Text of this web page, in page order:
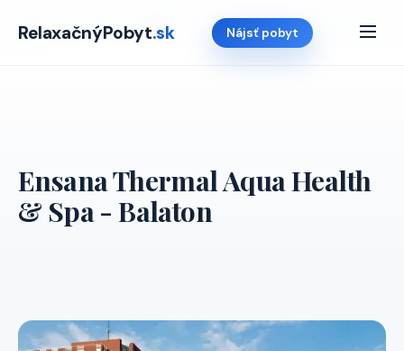
RelaxačnýPobyt.sk Nájsť pobyt
Ensana Thermal Aqua Health &
Spa
Ensana Thermal Aqua Health
& Spa - Balaton